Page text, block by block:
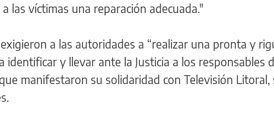
las víctimas una reparación adecuada."
a las autoridades a “realizar una pronta y
identificar y llevar ante la Justicia a los responsables
manifestaron su solidaridad con Televisión Litoral,